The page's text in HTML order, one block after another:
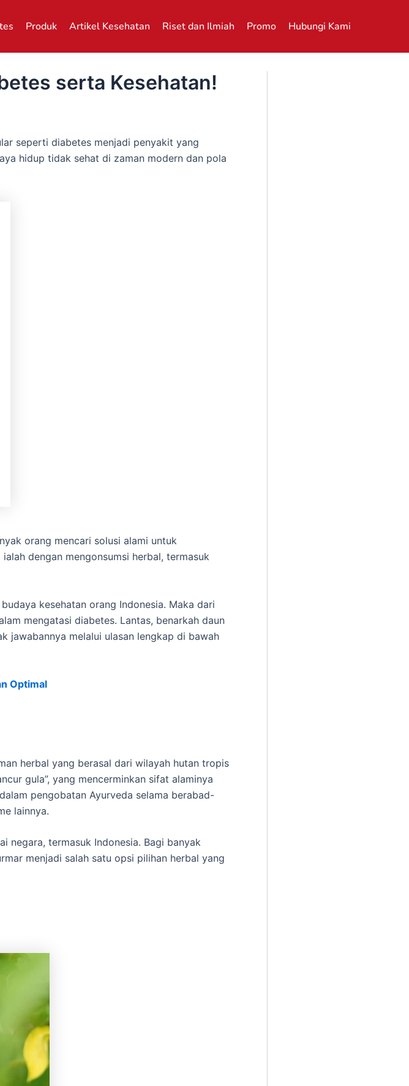
Produk Artikel Kesehatan Riset dan Ilmiah Promo Hubungi Kami
serta Kesehatan!
seperti diabetes menjadi penyakit yang
hidup tidak sehat di zaman modern dan pola
orang mencari solusi alami untuk
dengan mengonsumsi herbal, termasuk
kesehatan orang Indonesia. Maka dari
mengatasi diabetes. Lantas, benarkah daun
jawabannya melalui ulasan lengkap di bawah
Optimal
herbal yang berasal dari wilayah hutan tropis
gula”, yang mencerminkan sifat alaminya
pengobatan Ayurveda selama berabad-
lainnya.
negara, termasuk Indonesia. Bagi banyak
menjadi salah satu opsi pilihan herbal yang